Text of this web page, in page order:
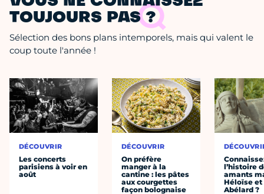
TOUJOURS PAS ?
Sélection des bons plans intemporels, mais qui valent le
coup toute l'année !
DÉCOUVRIR
Les concerts
parisiens à voir en
août
DÉCOUVRIR
On préfère
manger à la
cantine : les pâtes
aux courgettes
façon bolognaise
l’histoire
amants
Héloïse et
Abélard ?